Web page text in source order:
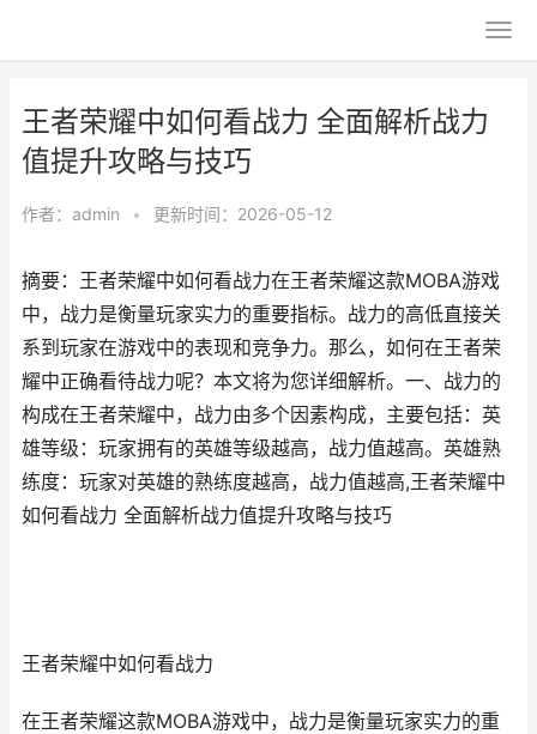
王者荣耀中如何看战力 全面解析战力
值提升攻略与技巧
作者： admin • 更新时间：2026-05-12
摘要：王者荣耀中如何看战力在王者荣耀这款MOBA游戏
中，战力是衡量玩家实力的重要指标。战力的高低直接关
系到玩家在游戏中的表现和竞争力。那么，如何在王者荣
耀中正确看待战力呢？本文将为您详细解析。一、战力的
构成在王者荣耀中，战力由多个因素构成，主要包括：英
雄等级：玩家拥有的英雄等级越高，战力值越高。英雄熟
练度：玩家对英雄的熟练度越高，战力值越高,王者荣耀中
如何看战力 全面解析战力值提升攻略与技巧
王者荣耀中如何看战力
在王者荣耀这款MOBA游戏中，战力是衡量玩家实力的重